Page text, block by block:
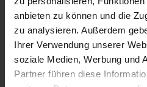
anbieten zu können und die
zu analysieren. Außerdem
Ihrer Verwendung unserer
soziale Medien, Werbung und
Partner führen diese
CAD
DOWNLOADS